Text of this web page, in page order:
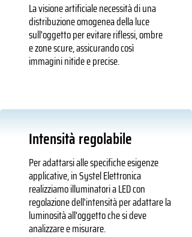
La visione artificiale necessità di una
distribuzione omogenea della luce
sull'oggetto per evitare riflessi, ombre
e zone scure, assicurando così
immagini nitide e precise.
Intensità regolabile
Per adattarsi alle specifiche esigenze
applicative, in Systel Elettronica
realizziamo illuminatori a LED con
regolazione dell'intensità per adattare la
luminosità all'oggetto che si deve
analizzare e misurare.